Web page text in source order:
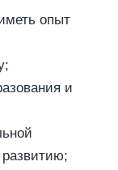
опыт
и